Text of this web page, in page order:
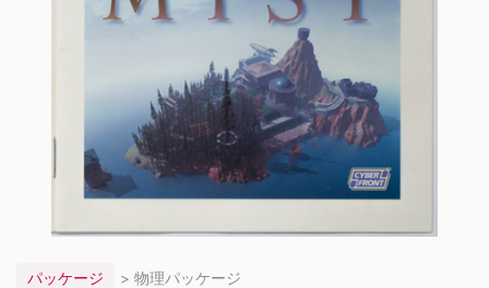
パッケージ > 物理パッケージ